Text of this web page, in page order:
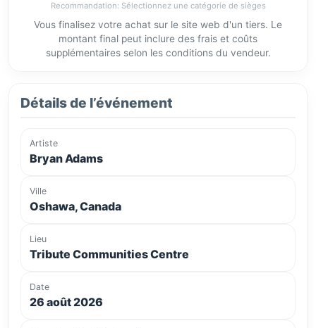
Recommandation: Sélectionnez une catégorie de sièges
Vous finalisez votre achat sur le site web d'un tiers. Le
montant final peut inclure des frais et coûts
supplémentaires selon les conditions du vendeur.
Détails de l’événement
Artiste
Bryan Adams
Ville
Oshawa, Canada
Lieu
Tribute Communities Centre
Date
26 août 2026